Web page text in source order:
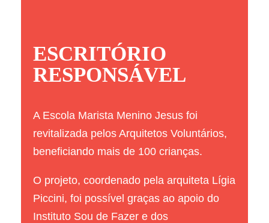
ESCRITÓRIO
RESPONSÁVEL
A Escola Marista Menino Jesus foi
revitalizada pelos Arquitetos Voluntários,
beneficiando mais de 100 crianças.
O projeto, coordenado pela arquiteta Lígia
Piccini, foi possível graças ao apoio do
Instituto Sou de Fazer e dos